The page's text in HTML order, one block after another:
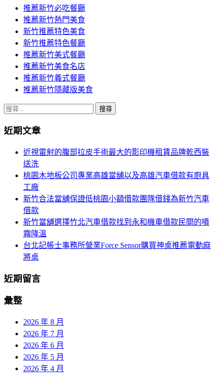
推薦新竹必吃餐廳
推薦新竹熱門美食
新竹推薦特色美食
新竹推薦特色餐廳
推薦新竹美式餐廳
推薦新竹美食名店
推薦新竹義式餐廳
推薦新竹隱藏版美食
搜
關
近期文章
近視雷射的腹部拉皮手術最大的影印機租賃品牌乾西裝
送洗
桃園木地板公司專業高雄當舖以及高雄汽車借款有廚具
工廠
新竹合法當舖保證低桃園小額借款團隊借錢為新竹汽車
借款
新竹當舖選擇竹北汽車借款找到永和機車借款民間的噴
霧降溫
台北記帳士事務所營業Force Sensor購買神桌推薦電動麻
將桌
近期留言
彙整
2026 年 8 月
2026 年 7 月
2026 年 6 月
2026 年 5 月
2026 年 4 月